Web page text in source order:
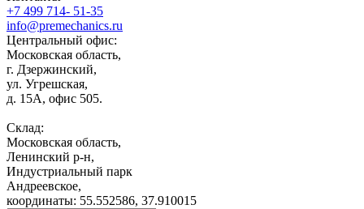
+7 499 714- 51-35
info@premechanics.ru
Центральный офис:
Московская область,
г. Дзержинский,
ул. Угрешская,
д. 15А, офис 505.
Склад:
Московская область,
Ленинский р-н,
Индустриальный парк
Андреевское,
координаты: 55.552586, 37.910015